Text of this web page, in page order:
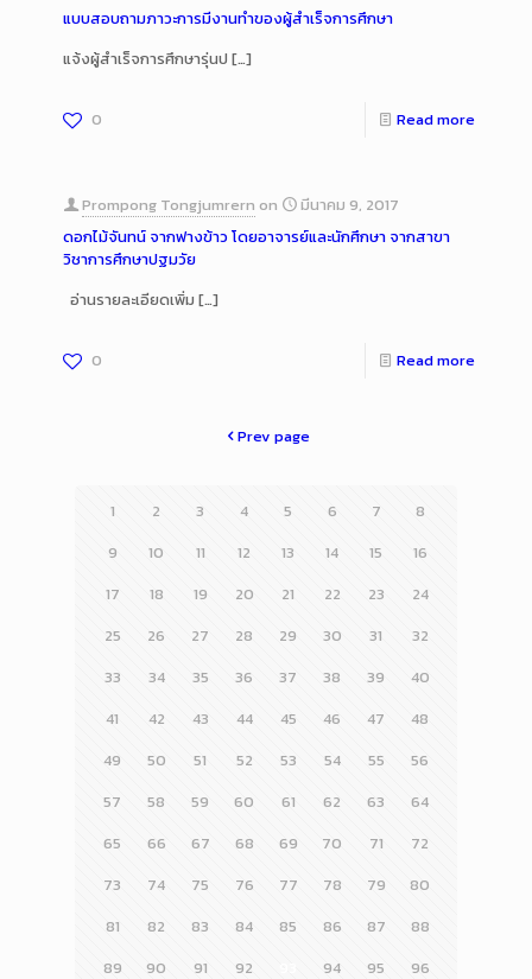
แบบสอบถามภาวะการมีงานทำของผู้สำเร็จการศึกษา
แจ้งผู้สำเร็จการศึกษารุ่นป […]
0 Read more
Prompong Tongjumrern on
มีนาคม 9, 2017
ดอกไม้จันทน์ จากฟางข้าว โดยอาจารย์และนักศึกษา จากสาขา
วิชาการศึกษาปฐมวัย
อ่านรายละเอียดเพิ่ม […]
0 Read more
Prev page
1 2 3 4 5 6 7
8
9
10 11 12 13 14 15
16
17
18 19 20 21 22 23
24
25
26 27 28 29 30 31
32
33
34 35 36 37 38 39
40
41
42 43 44 45 46 47
48
49
50 51 52 53 54 55
56
57
58 59 60 61 62 63
64
65
66 67 68 69 70 71
72
73
74 75 76 77 78 79
80
81
82 83 84 85 86 87
88
89
90 91 92 94 95
96